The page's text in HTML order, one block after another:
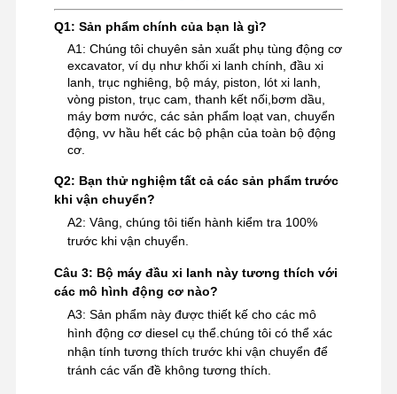
Q1: Sản phẩm chính của bạn là gì?
A1: Chúng tôi chuyên sản xuất phụ tùng động cơ
excavator, ví dụ như khối xi lanh chính, đầu xi
lanh, trục nghiêng, bộ máy, piston, lót xi lanh,
vòng piston, trục cam, thanh kết nối,bơm dầu,
máy bơm nước, các sản phẩm loạt van, chuyển
động, vv hầu hết các bộ phận của toàn bộ động
cơ.
Q2: Bạn thử nghiệm tất cả các sản phẩm trước
khi vận chuyển?
A2: Vâng, chúng tôi tiến hành kiểm tra 100%
trước khi vận chuyển.
Câu 3: Bộ máy đầu xi lanh này tương thích với
các mô hình động cơ nào?
A3: Sản phẩm này được thiết kế cho các mô
hình động cơ diesel cụ thể.chúng tôi có thể xác
nhận tính tương thích trước khi vận chuyển để
tránh các vấn đề không tương thích.